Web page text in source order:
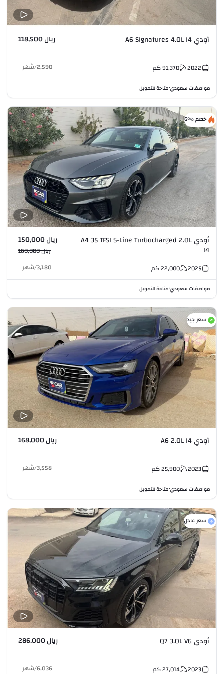
أودي A6 Signatures 4.0L I4 ريال 118,500
2022
91,370كم 2,590
/شهر
مواصفات سعودي•متاحة للتمويل
خصم %6
أودي A4 35 TFSI S-Line Turbocharged 2.0L
I4
ريال 150,000
ريال 160,000
2025
22,000كم 3,180
/شهر
مواصفات سعودي•متاحة للتمويل
سعر جيد
أودي A6 2.0L I4 ريال 168,000
2023
25,900كم 3,558
/شهر
مواصفات سعودي•متاحة للتمويل
سعر عادل
أودي Q7 3.0L V6 ريال 286,000
2023
27,014كم 6,036
/شهر